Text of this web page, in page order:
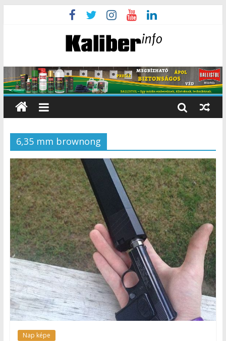
6,35 mm brownong
Nap képe